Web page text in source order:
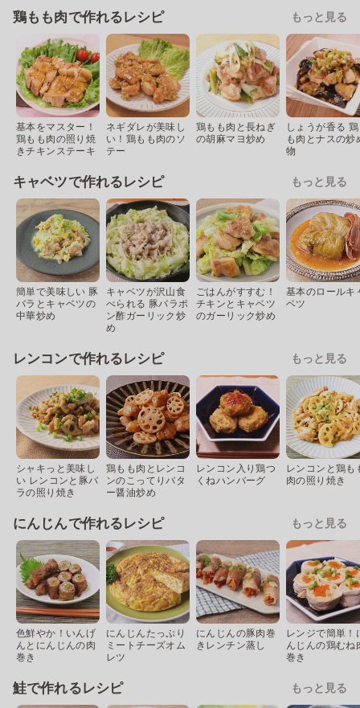
鶏もも肉で作れるレシピ もっと見る
基本をマスター！
鶏もも肉の照り焼
きチキンステーキ
ネギダレが美味し
い！鶏もも肉のソ
テー
鶏もも肉と長ねぎ
の胡麻マヨ炒め
しょうが香る
も肉とナスの炒
物
キャベツで作れるレシピ もっと見る
簡単で美味しい 豚
バラとキャベツの
中華炒め
キャベツが沢山食
べられる 豚バラポ
ン酢ガーリック炒
め
ごはんがすすむ！
チキンとキャベツ
のガーリック炒め
基本のロールキ
ベツ
レンコンで作れるレシピ もっと見る
シャキっと美味し
い レンコンと豚バ
ラの照り焼き
鶏もも肉とレンコ
ンのこってりバタ
ー醤油炒め
レンコン入り鶏つ
くねハンバーグ
レンコンと鶏も
肉の照り焼き
にんじんで作れるレシピ もっと見る
色鮮やか！いんげ
んとにんじんの肉
巻き
にんじんたっぷり
ミートチーズオム
レツ
にんじんの豚肉巻
きレンチン蒸し
レンジで簡単！
んじんの鶏むね
巻き
鮭で作れるレシピ もっと見る